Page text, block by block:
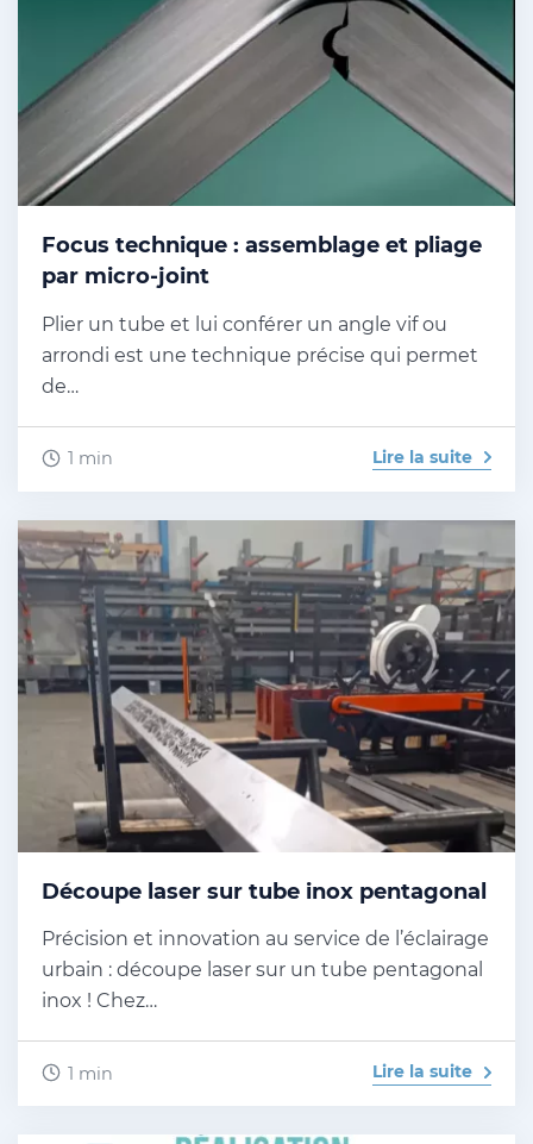
Focus technique : assemblage et pliage
par micro-joint
Plier un tube et lui conférer un angle vif ou
arrondi est une technique précise qui permet
de…
1 min Lire la suite
Découpe laser sur tube inox pentagonal
Précision et innovation au service de l’éclairage
urbain : découpe laser sur un tube pentagonal
inox ! Chez…
1 min Lire la suite